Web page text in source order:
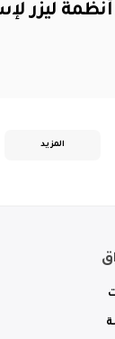
أنظمة ليزر
المزيد